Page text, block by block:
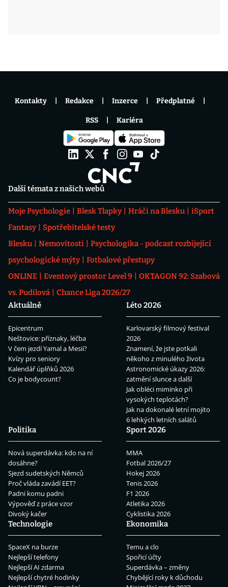
Další témata z našich webů
Moje Psychologie Blesk Tlapky Hráči na Blesku
iSport
Fantasy
Spotřebitelské testy
Blesku
Nemovitosti
Psychologika - podcast rozbíjející
psychologické mýty
Fotbalové přestupy
ONLINE
Eventový prostor Level 9
OKTAGON 92: Szabová
vs. Pudilová
Chance Liga 2026/27
Aktuálně
Epicentrum
Neštovice: příznaky, léčba
V čem jezdí Yamal a Mesii?
Kvízy pro seniory
Kalendář úplňků 2026
Co je bodycount?
Léto 2026
Karlovarský filmový festival
2026
Znamení, že jste potkali
někoho z minulého života
Astronomické úkazy 2026:
zatmění slunce a další
Jak obléci miminko při
vysokých teplotách?
Jak na dokonalé letní mojito
6 lehkých letních salátů
Politika
Nová superdávka: kdo na ní
dosáhne?
Sjezd sudetských Němců
Proč vláda zavádí EET?
Padni komu padni
Výpověď z práce vzor
Divoký kačer
Sport 2026
MMA
Fotbal 2026/27
Hokej 2026
Tenis 2026
F1 2026
Atletika 2026
Cyklistika 2026
Technologie
SpaceX na burze
Nejlepší telefony
Nejlepší AI zdarma
Nejlepší chytré hodinky
Ekonomika
Temu a clo
Spořicí účty
Superdávka – změny
Chybějící roky k důchodu
Kontakty Redakce Inzerce Předplatné
RSS Kariéra